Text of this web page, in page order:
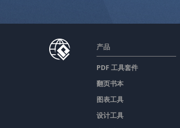
产品
PDF 工具套件
翻页书本
图表工具
设计工具